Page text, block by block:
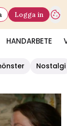
HANDARBETE
Logga in
Nostalgi